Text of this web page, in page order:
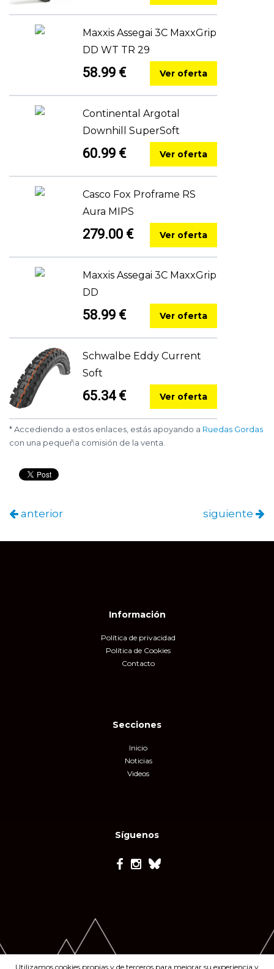
Utilizamos cookies propias y de terceros para mejorar su experiencia y
Maxxis Assegai 3C MaxxGrip
DD WT TR 29
58.99 € Ver oferta
Continental Argotal
Downhill SuperSoft
60.99 € Ver oferta
Casco Fox Proframe RS
Aura MIPS
279.00 € Ver oferta
Maxxis Assegai 3C MaxxGrip
DD
58.99 € Ver oferta
Schwalbe Eddy Current
Soft
65.34 € Ver oferta
* Accediendo a estos enlaces, estás apoyando a Ruedas Gordas
con una pequeña comisión de la venta.
anterior siguiente
Información
Política de privacidad
Política de Cookies
Contacto
Síguenos
Secciones
Inicio
Noticias
Videos